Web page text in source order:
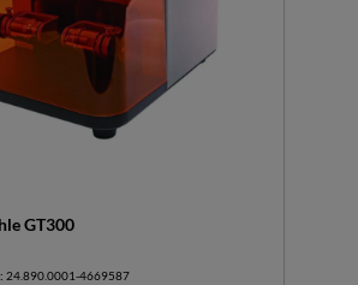
GT300
24.890.0001-4669587